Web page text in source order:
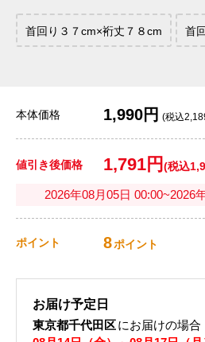
首回り３７cm×裄丈７８cm 首
本体価格 1,990円 (税込
値引き後価格 1,791円 (税込
2026年08月05日 00:00~2026
ポイント 8ポイント
お届け予定日
東京都千代田区にお届けの場合